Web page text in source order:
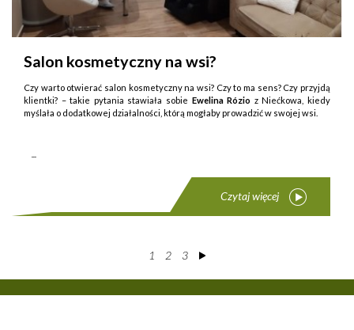
Salon kosmetyczny na wsi?
Czy warto otwierać salon kosmetyczny na wsi? Czy to ma sens? Czy przyjdą
klientki? – takie py­tania stawiała sobie Ewelina Rózio z Niećkowa, kiedy
myślała o dodatkowej działalności, którą mogłaby prowadzić w swojej wsi.
Czytaj więcej
1 2 3